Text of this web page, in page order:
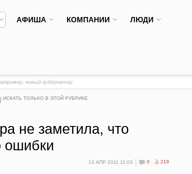
АФИША КОМПАНИИ ЛЮДИ
ИСКАТЬ ТОЛЬКО В ЭТОЙ РУБРИКЕ
не заметила, что
ошибки
13 АПР 2011 11:03 0 219